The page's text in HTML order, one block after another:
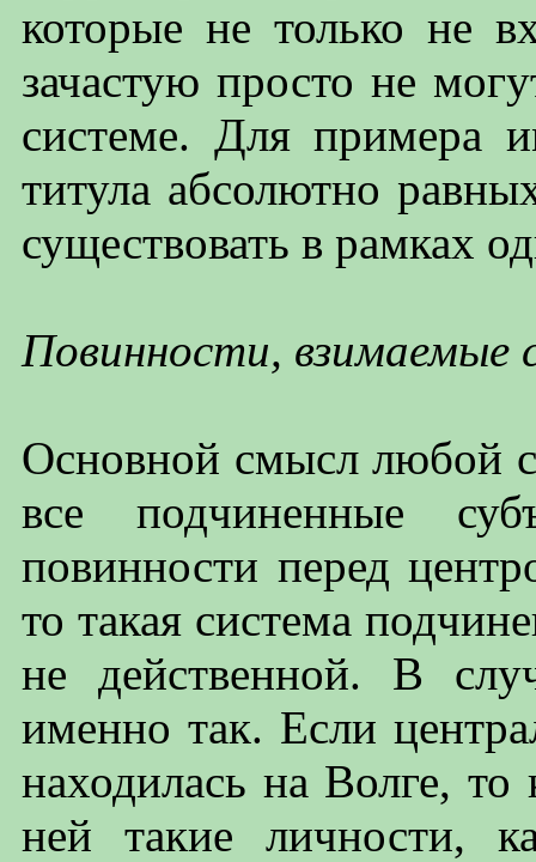
которые не только не
зачастую просто не
системе. Для примера
титула абсолютно
существовать в рамках
Повинности, взимаемые
Основной смысл любой
все подчиненные
повинности перед
то такая система
не действенной. В
именно так. Если
находилась на Волге,
ней такие личности,